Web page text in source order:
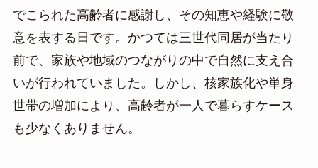
でこられた高齢者に感謝し、その知恵や経験に敬
意を表する日です。かつては三世代同居が当たり
前で、家族や地域のつながりの中で自然に支え合
いが行われていました。しかし、核家族化や単身
世帯の増加により、高齢者が一人で暮らすケース
も少なくありません。